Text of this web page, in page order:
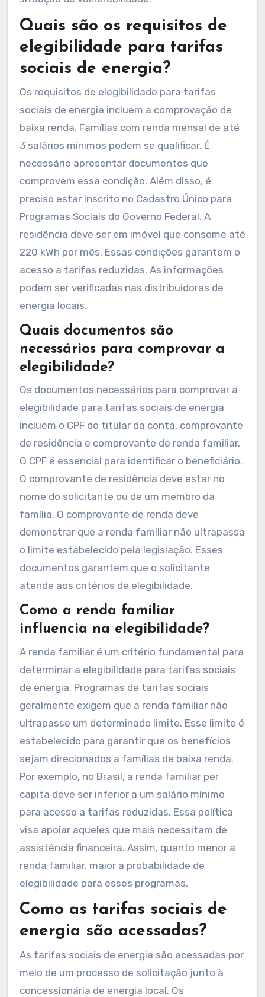
Quais são os requisitos de
elegibilidade para tarifas
sociais de energia?
Os requisitos de elegibilidade para tarifas
sociais de energia incluem a comprovação de
baixa renda. Famílias com renda mensal de até
3 salários mínimos podem se qualificar. É
necessário apresentar documentos que
comprovem essa condição. Além disso, é
preciso estar inscrito no Cadastro Único para
Programas Sociais do Governo Federal. A
residência deve ser em imóvel que consome até
220 kWh por mês. Essas condições garantem o
acesso a tarifas reduzidas. As informações
podem ser verificadas nas distribuidoras de
energia locais.
Quais documentos são
necessários para comprovar a
elegibilidade?
Os documentos necessários para comprovar a
elegibilidade para tarifas sociais de energia
incluem o CPF do titular da conta, comprovante
de residência e comprovante de renda familiar.
O CPF é essencial para identificar o beneficiário.
O comprovante de residência deve estar no
nome do solicitante ou de um membro da
família. O comprovante de renda deve
demonstrar que a renda familiar não ultrapassa
o limite estabelecido pela legislação. Esses
documentos garantem que o solicitante
atende aos critérios de elegibilidade.
Como a renda familiar
influencia na elegibilidade?
A renda familiar é um critério fundamental para
determinar a elegibilidade para tarifas sociais
de energia. Programas de tarifas sociais
geralmente exigem que a renda familiar não
ultrapasse um determinado limite. Esse limite é
estabelecido para garantir que os benefícios
sejam direcionados a famílias de baixa renda.
Por exemplo, no Brasil, a renda familiar per
capita deve ser inferior a um salário mínimo
para acesso a tarifas reduzidas. Essa política
visa apoiar aqueles que mais necessitam de
assistência financeira. Assim, quanto menor a
renda familiar, maior a probabilidade de
elegibilidade para esses programas.
Como as tarifas sociais de
energia são acessadas?
As tarifas sociais de energia são acessadas por
meio de um processo de solicitação junto à
concessionária de energia local. Os